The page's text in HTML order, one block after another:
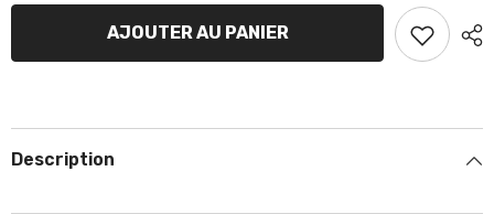
de
essence
de
réservoir
à
essence
AJOUTER AU PANIER
Description